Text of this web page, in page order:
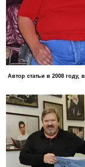
Автор статьи в 2008 году,